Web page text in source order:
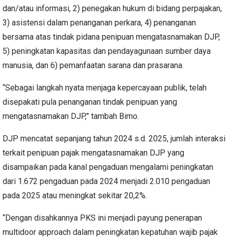
dan/atau informasi, 2) penegakan hukum di bidang perpajakan,
3) asistensi dalam penanganan perkara, 4) penanganan
bersama atas tindak pidana penipuan mengatasnamakan DJP,
5) peningkatan kapasitas dan pendayagunaan sumber daya
manusia, dan 6) pemanfaatan sarana dan prasarana.
“Sebagai langkah nyata menjaga kepercayaan publik, telah
disepakati pula penanganan tindak penipuan yang
mengatasnamakan DJP,” tambah Bimo.
DJP mencatat sepanjang tahun 2024 s.d. 2025, jumlah interaksi
terkait penipuan pajak mengatasnamakan DJP yang
disampaikan pada kanal pengaduan mengalami peningkatan
dari 1.672 pengaduan pada 2024 menjadi 2.010 pengaduan
pada 2025 atau meningkat sekitar 20,2%.
“Dengan disahkannya PKS ini menjadi payung penerapan
multidoor approach dalam peningkatan kepatuhan wajib pajak